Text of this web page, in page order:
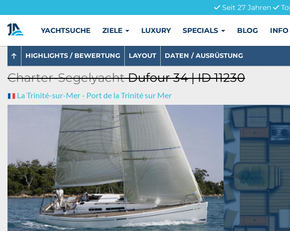
Seit 27 Jahren
YACHTSUCHE ZIELE LUXURY SPECIALS BLOG INFO
HIGHLIGHTS / BEWERTUNG LAYOUT DATEN / AUSRÜSTUNG
Charter-SegelyachtDufour 34 | ID 11230
La Trinité-sur-Mer - Port de la Trinité sur Mer